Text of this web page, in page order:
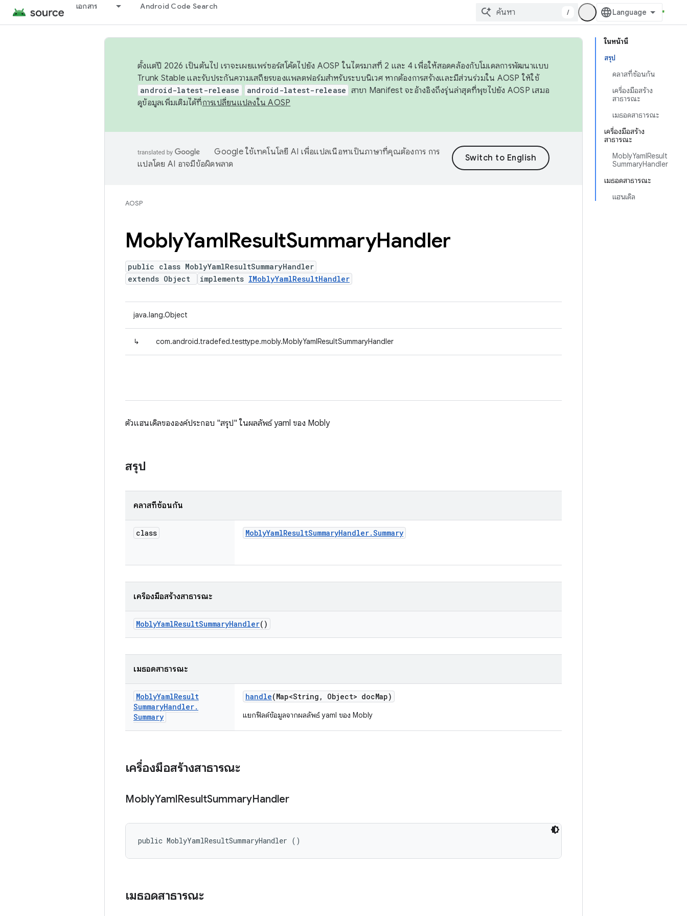
เอกสาร Android Code Search
/
ในหน้านี้
สรุป
คลาสที่ซ้อนกัน
เครื่องมือสร้าง
สาธารณะ
เมธอดสาธารณะ
เครื่องมือสร้าง
สาธารณะ
MoblyYamlResult
SummaryHandler
เมธอดสาธารณะ
แฮนเดิล
ตั้งแต่ปี 2026 เป็นต้นไป เราจะเผยแพร่ซอร์สโค้ดไปยัง AOSP ในไตรมาสที่ 2 และ 4 เพื่อให้สอดคล้องกับโมเดลการพัฒนาแบบ
Trunk Stable และรับประกันความเสถียรของแพลตฟอร์มสำหรับระบบนิเวศ หากต้องการสร้างและมีส่วนร่วมใน AOSP ให้ใช้
android-latest-release android-latest-release สาขา Manifest จะอ้างอิงถึงรุ่นล่าสุดที่พุชไปยัง AOSP เสมอ
ดูข้อมูลเพิ่มเติมได้ที่การเปลี่ยนแปลงใน AOSP
Google ใช้เทคโนโลยี AI เพื่อแปลเนื้อหาเป็นภาษาที่คุณต้องการ การ
แปลโดย AI อาจมีข้อผิดพลาด
AOSP
MoblyYamlResultSummaryHandler
public class MoblyYamlResultSummaryHandler
extends Object
implements IMoblyYamlResultHandler
java.lang.Object
↳ com.android.tradefed.testtype.mobly.MoblyYamlResultSummaryHandler
ตัวแฮนเดิลขององค์ประกอบ "สรุป" ในผลลัพธ์ yaml ของ Mobly
สรุป
คลาสที่ซ้อนกัน
class MoblyYamlResultSummaryHandler.Summary
เครื่องมือสร้างสาธารณะ
MoblyYamlResultSummaryHandler()
เมธอดสาธารณะ
MoblyYamlResult
SummaryHandler.
Summary
handle(Map<String , Object> docMap)
แยกฟิลด์ข้อมูลจากผลลัพธ์ yaml ของ Mobly
เครื่องมือสร้างสาธารณะ
MoblyYamlResultSummaryHandler
public MoblyYamlResultSummaryHandler ()
เมธอดสาธารณะ